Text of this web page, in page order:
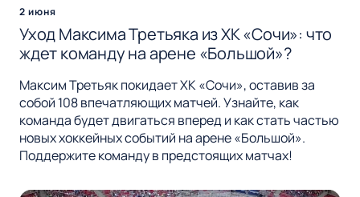
2 июня
Уход Максима Третьяка из ХК «Сочи»: что
ждет команду на арене «Большой»?
Максим Третьяк покидает ХК «Сочи», оставив за
собой 108 впечатляющих матчей. Узнайте, как
команда будет двигаться вперед и как стать частью
новых хоккейных событий на арене «Большой».
Поддержите команду в предстоящих матчах!